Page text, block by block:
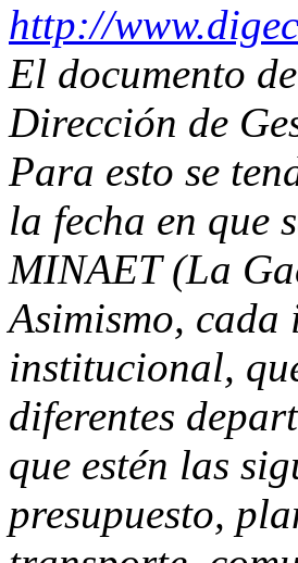
http://
El documento
Dirección de
Para esto se
la fecha en que
MINAET (La
Asimismo,
institucional,
diferentes
que estén las
presupuesto,